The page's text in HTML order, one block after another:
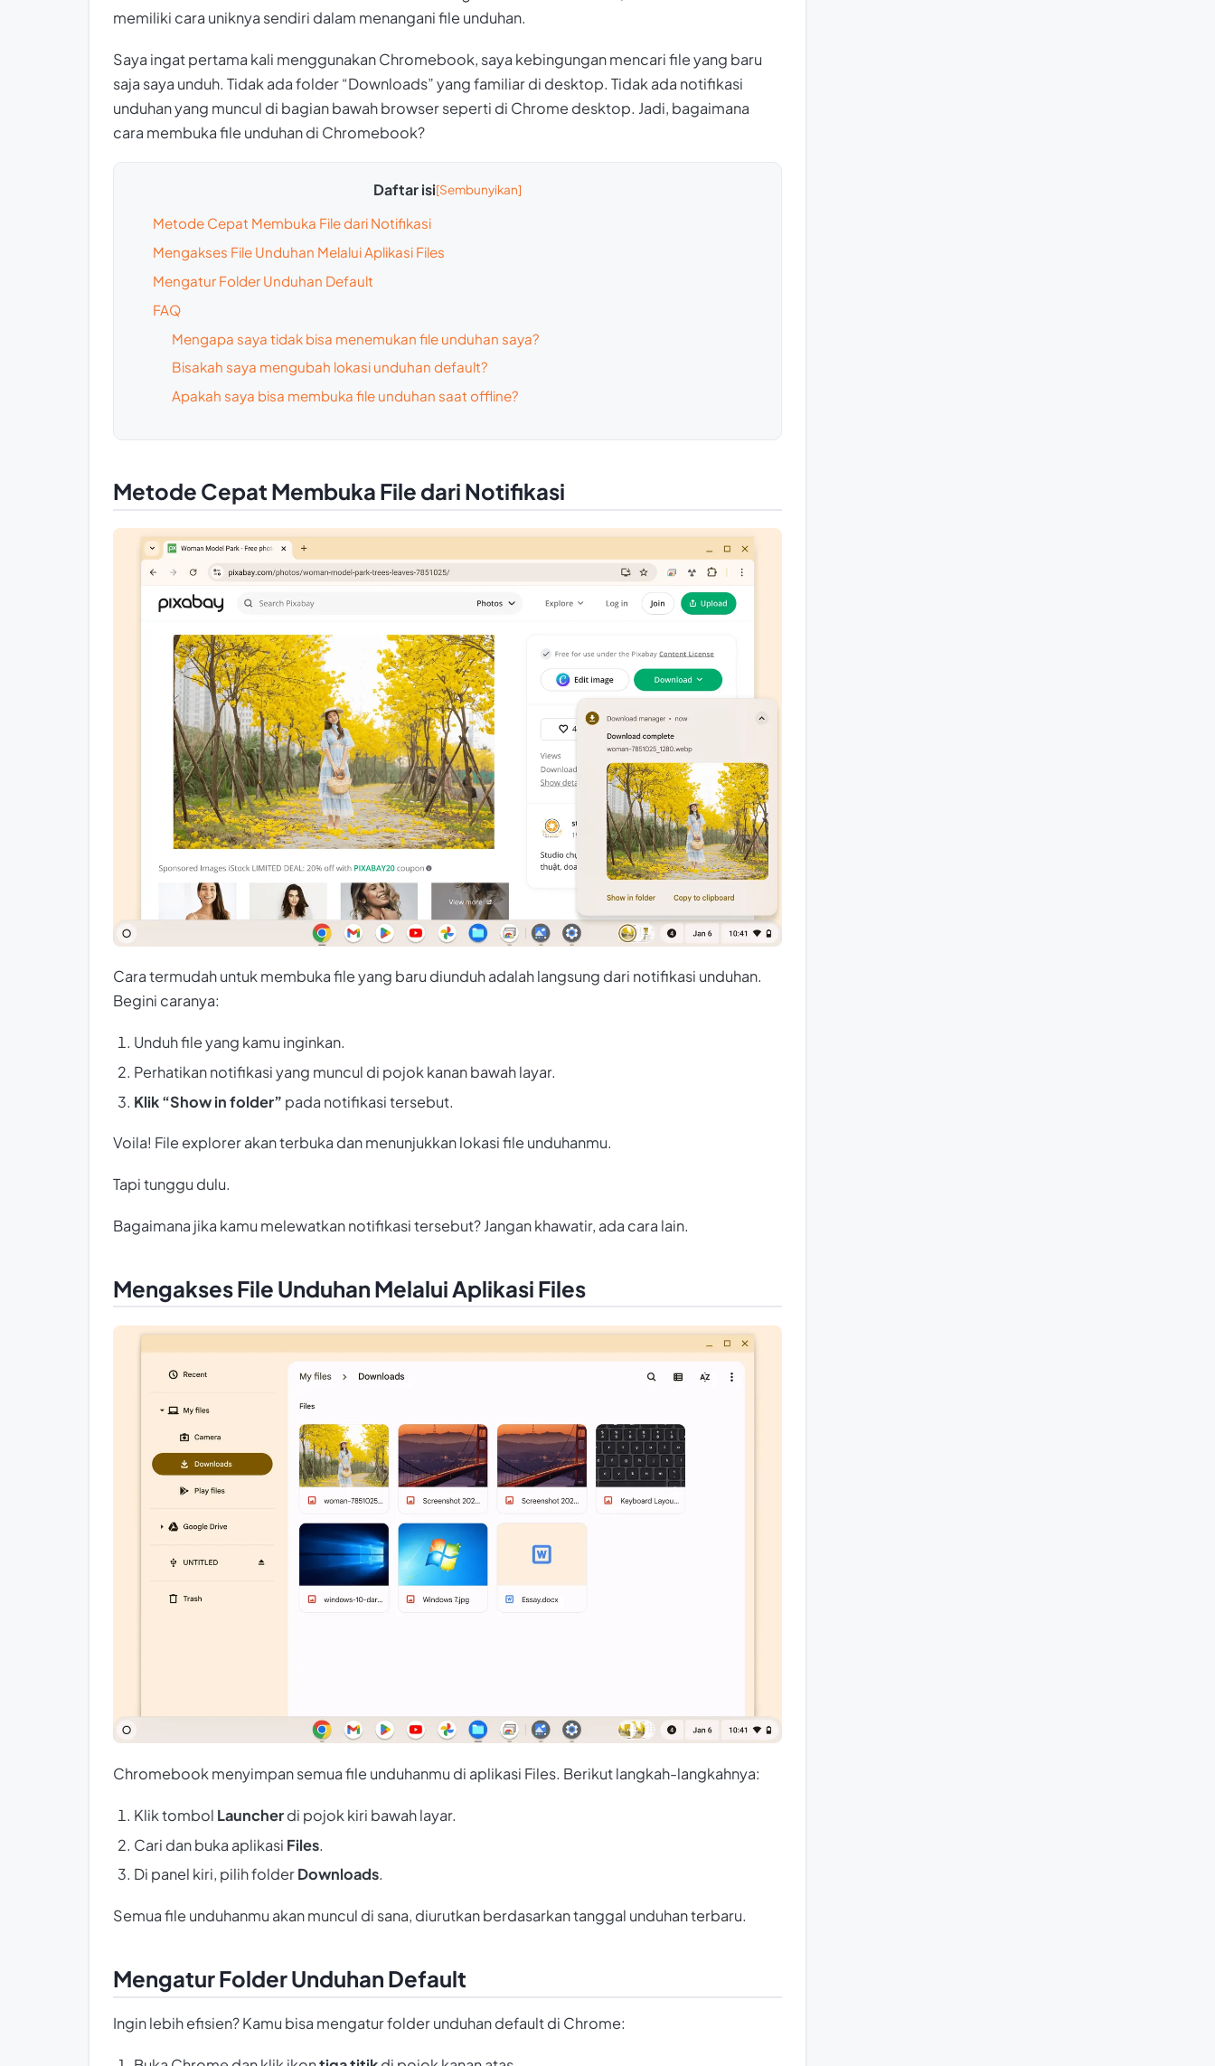
memiliki cara uniknya sendiri dalam menangani file unduhan.
Saya ingat pertama kali menggunakan Chromebook, saya kebingungan mencari file yang baru
saja saya unduh. Tidak ada folder “Downloads” yang familiar di desktop. Tidak ada notifikasi
unduhan yang muncul di bagian bawah browser seperti di Chrome desktop. Jadi, bagaimana
cara membuka file unduhan di Chromebook?
Daftar isi
Metode Cepat Membuka File dari Notifikasi
Mengakses File Unduhan Melalui Aplikasi Files
Mengatur Folder Unduhan Default
FAQ
Mengapa saya tidak bisa menemukan file unduhan saya?
Bisakah saya mengubah lokasi unduhan default?
Apakah saya bisa membuka file unduhan saat offline?
Metode Cepat Membuka File dari Notifikasi
Cara termudah untuk membuka file yang baru diunduh adalah langsung dari notifikasi unduhan.
Begini caranya:
Unduh file yang kamu inginkan.
Perhatikan notifikasi yang muncul di pojok kanan bawah layar.
Klik “Show in folder” pada notifikasi tersebut.
Voila! File explorer akan terbuka dan menunjukkan lokasi file unduhanmu.
Tapi tunggu dulu.
Bagaimana jika kamu melewatkan notifikasi tersebut? Jangan khawatir, ada cara lain.
Mengakses File Unduhan Melalui Aplikasi Files
Chromebook menyimpan semua file unduhanmu di aplikasi Files. Berikut langkah-langkahnya:
Klik tombol Launcherdi pojok kiri bawah layar.
Cari dan buka aplikasi Files.
Di panel kiri, pilih folderDownloads.
Semua file unduhanmu akan muncul di sana, diurutkan berdasarkan tanggal unduhan terbaru.
Mengatur Folder Unduhan Default
Ingin lebih efisien? Kamu bisa mengatur folder unduhan default di Chrome: